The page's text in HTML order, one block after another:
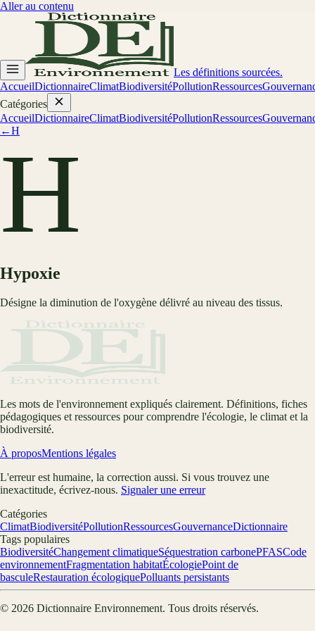
Aller au contenu
Les définitions sourcées.
AccueilDictionnaireClimatBiodiversitéPollutionRessources
Catégories
AccueilDictionnaireClimatBiodiversitéPollutionRessources
←H
H
Hypoxie
Désigne la diminution de l'oxygène délivré au niveau des tissus.
Les mots de l'environnement expliqués clairement. Définitions, fiches
pédagogiques et ressources pour comprendre l'écologie, le climat et la
biodiversité.
À proposMentions légales
L'erreur est humaine, la correction aussi. Si vous trouvez une
inexactitude, écrivez-nous. Signaler une erreur
Catégories
ClimatBiodiversitéPollutionRessourcesGouvernanceDictionnaire
Tags populaires
BiodiversitéChangement climatiqueSéquestration carbonePFASCode
environnementFragmentation habitatÉcologiePoint de
basculeRestauration écologiquePolluants persistants
© 2026 Dictionnaire Environnement. Tous droits réservés.